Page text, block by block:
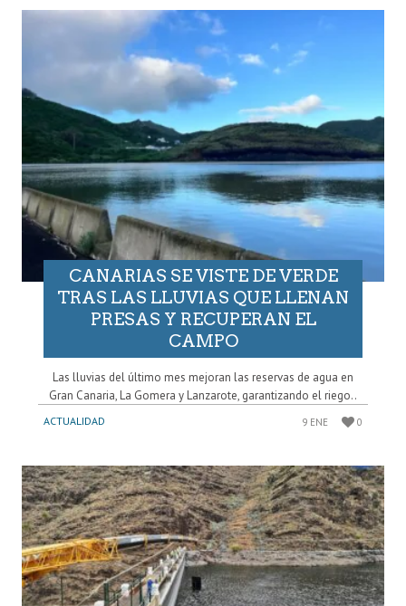
CANARIAS SE VISTE DE VERDE
TRAS LAS LLUVIAS QUE LLENAN
PRESAS Y RECUPERAN EL
CAMPO
Las lluvias del último mes mejoran las reservas de agua en
Gran Canaria, La Gomera y Lanzarote, garantizando el riego..
ACTUALIDAD 9 ENE 0